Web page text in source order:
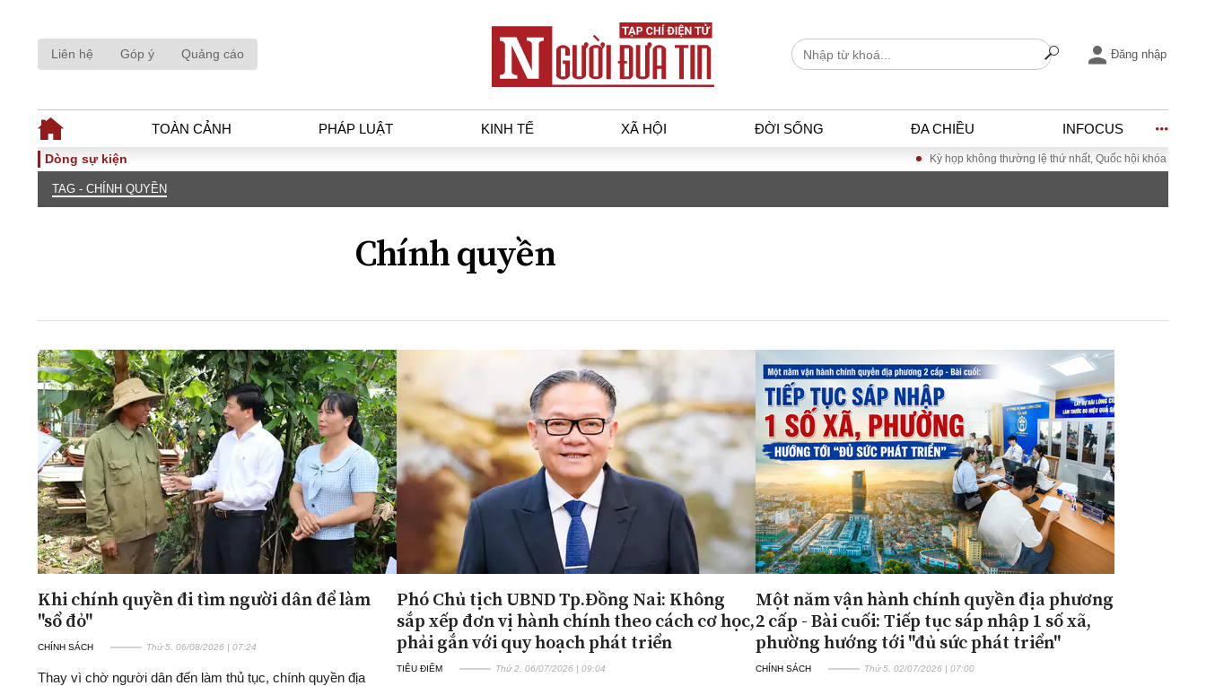
Liên hệ Góp ý Quảng cáo Đăng nhập
TOÀN CẢNH PHÁP LUẬT KINH TẾ XÃ HỘI ĐỜI SỐNG ĐA CHIỀU INFOCUS
TOÀN CẢNH
Thế giới
Góc nhìn luật gia
An ninh - Hình sự
Tài chính - Ngân hàng
Xu hướng thị trường
Tiêu dùng và dư luận
Công nghệ
Giao thông – Đô thị
ĐA CHIỀU
Quan điểm
Xi nhan Trái Phải
Bạn đọc viết
INFOCUS
Đăng ký tin tức mới
Dòng sự kiện Kỳ họp không thường lệ thứ nhất, Quốc hội khóa XVI Đưa Nghị
TAG - CHÍNH QUYỀN
Chính quyền
Khi chính quyền đi tìm người dân để làm
"sổ đỏ"
CHÍNH SÁCH Thứ 5, 06/08/2026 | 07:24
Thay vì chờ người dân đến làm thủ tục, chính quyền địa
Phó Chủ tịch UBND Tp.Đồng Nai: Không
sắp xếp đơn vị hành chính theo cách cơ học,
phải gắn với quy hoạch phát triển
TIÊU ĐIỂM Thứ 2, 06/07/2026 | 09:04
Một năm vận hành chính quyền địa phương
2 cấp - Bài cuối: Tiếp tục sáp nhập 1 số xã,
phường hướng tới "đủ sức phát triển"
CHÍNH SÁCH Thứ 5, 02/07/2026 | 07:00